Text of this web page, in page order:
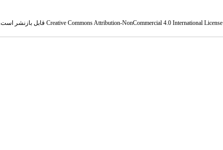
Creative Commons Attribution-NonCommercial 4.0 International Licenseقابل بازنشر است.